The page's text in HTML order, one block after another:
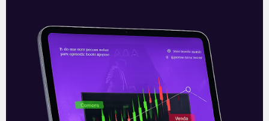
Resultado da Neogrid (NGRD3)
no 4T20